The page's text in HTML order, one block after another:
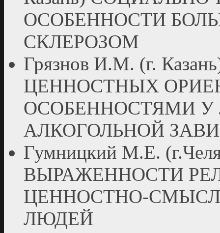
ОСОБЕННОСТИ
СКЛЕРОЗОМ
Грязнов И.М. (г.
ЦЕННОСТНЫХ
ОСОБЕННОСТЯМИ
АЛКОГОЛЬНОЙ
Гумницкий М.Е.
ВЫРАЖЕННОСТИ
ЦЕННОСТНО-
ЛЮДЕЙ